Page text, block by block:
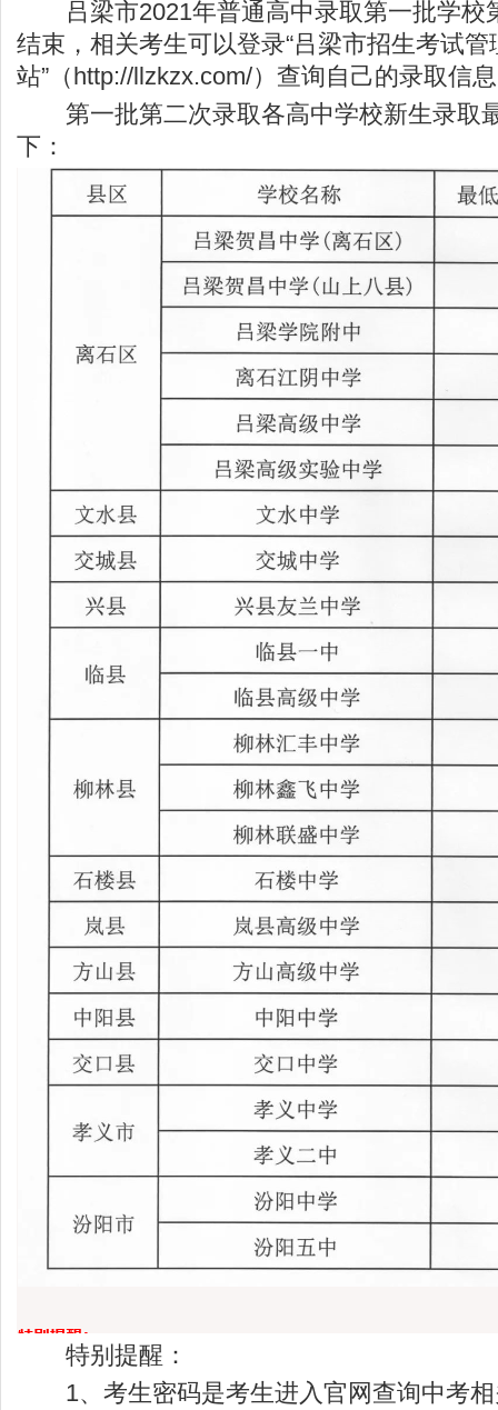
吕梁市2021年普通高中录取第一批学校
结束，相关考生可以登录“吕梁市招生考试管
站”（http://llzkzx.com/）查询自己的录取信
第一批第二次录取各高中学校新生录取
下：
特别提醒：
1、考生密码是考生进入官网查询中考相